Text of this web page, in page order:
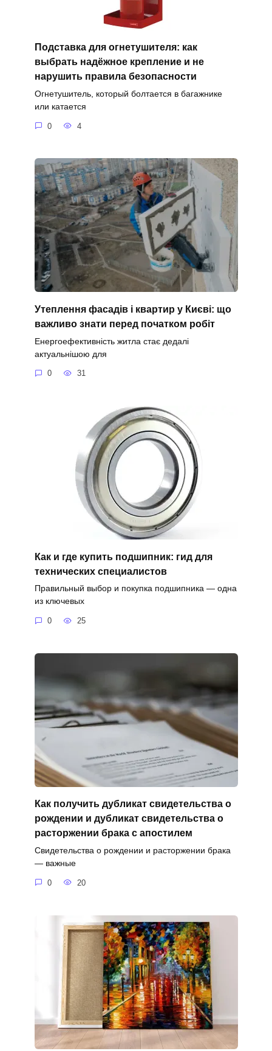
Подставка для огнетушителя: как
выбрать надёжное крепление и не
нарушить правила безопасности
Огнетушитель, который болтается в багажнике
или катается
0 4
Утеплення фасадів і квартир у Києві: що
важливо знати перед початком робіт
Енергоефективність житла стає дедалі
актуальнішою для
0 31
Как и где купить подшипник: гид для
технических специалистов
Правильный выбор и покупка подшипника — одна
из ключевых
0 25
Как получить дубликат свидетельства о
рождении и дубликат свидетельства о
расторжении брака с апостилем
Свидетельства о рождении и расторжении брака
— важные
0 20